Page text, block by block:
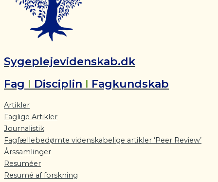
Sygeplejevidenskab.dk
Fag I Disciplin I Fagkundskab
Artikler
Faglige Artikler
Journalistik
Fagfællebedømte videnskabelige artikler ‘Peer Review’
Årssamlinger
Resuméer
Resumé af forskning